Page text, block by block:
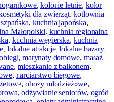
, kolonie letnie, kolor
dla zwierząt, kotłownia
, kuchnia japońska,
Małopolski, kuchnia regionalna
, kuchnia węgierska, kuchnia
, lokalne atrakcje, lokalne bazary,
, marynaty domowe, masaż
, mieszkanie z balkonem,
, narciarstwo biegowe,
, obozy młodzieżowe,
, odżywianie seniorów, ogród